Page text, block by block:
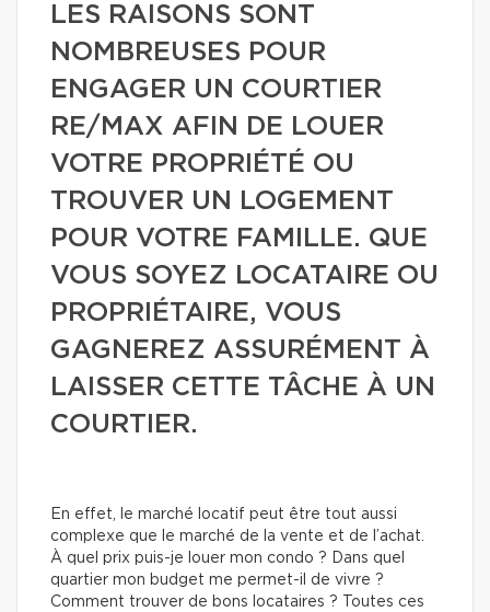
LES RAISONS SONT
NOMBREUSES POUR
ENGAGER UN COURTIER
RE/MAX AFIN DE LOUER
VOTRE PROPRIÉTÉ OU
TROUVER UN LOGEMENT
POUR VOTRE FAMILLE. QUE
VOUS SOYEZ LOCATAIRE OU
PROPRIÉTAIRE, VOUS
GAGNEREZ ASSURÉMENT À
LAISSER CETTE TÂCHE À UN
COURTIER.
En effet, le marché locatif peut être tout aussi
complexe que le marché de la vente et de l’achat.
À quel prix puis-je louer mon condo ? Dans quel
quartier mon budget me permet-il de vivre ?
Comment trouver de bons locataires ? Toutes ces